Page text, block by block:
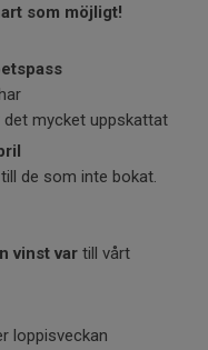
som möjligt!
mycket uppskattat
de som inte bokat.
vinst var till vårt
loppisveckan